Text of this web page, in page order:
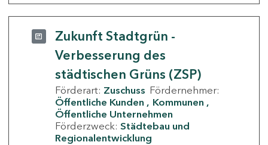
Zukunft Stadtgrün -
Verbesserung des
städtischen Grüns (ZSP)
Förderart: Zuschuss Fördernehmer:
Öffentliche Kunden
Kommunen
Öffentliche Unternehmen
Förderzweck: Städtebau und
Regionalentwicklung